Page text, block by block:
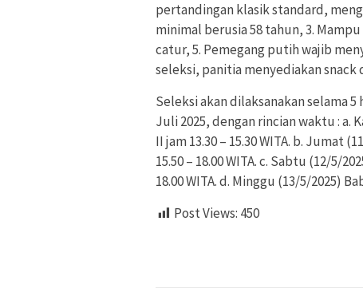
pertandingan klasik standard,
minimal berusia 58 tahun, 3.
catur, 5. Pemegang putih wajib
seleksi, panitia menyediakan snack
Seleksi akan dilaksanakan selama
Juli 2025, dengan rincian waktu : a.
II jam 13.30 – 15.30 WITA. b. Jumat
15.50 – 18.00 WITA. c. Sabtu (12/5/
18.00 WITA. d. Minggu (13/5/2025)
Post Views: 450